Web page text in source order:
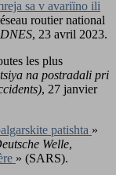
sa v avariïno ili
routier national
DNES, 23 avril 2023.
les plus
na postradali pri
, 27 janvier
patishta »
Welle,
» (SARS).